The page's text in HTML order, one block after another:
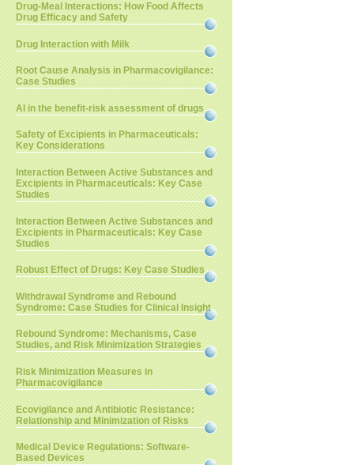
Drug-Meal Interactions: How Food Affects
Drug Efficacy and Safety
Drug Interaction with Milk
Root Cause Analysis in Pharmacovigilance:
Case Studies
AI in the benefit-risk assessment of drugs
Safety of Excipients in Pharmaceuticals:
Key Considerations
Interaction Between Active Substances and
Excipients in Pharmaceuticals: Key Case
Studies
Interaction Between Active Substances and
Excipients in Pharmaceuticals: Key Case
Studies
Robust Effect of Drugs: Key Case Studies
Withdrawal Syndrome and Rebound
Syndrome: Case Studies for Clinical Insight
Rebound Syndrome: Mechanisms, Case
Studies, and Risk Minimization Strategies
Risk Minimization Measures in
Pharmacovigilance
Ecovigilance and Antibiotic Resistance:
Relationship and Minimization of Risks
Medical Device Regulations: Software-
Based Devices